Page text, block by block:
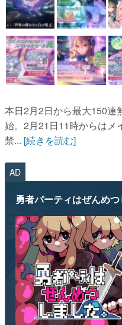
その他
電ファミニコゲーマーとは？
運営：株式会社マレ
本日2月2日から最大150連
始。2月21日11時からはメ
禁... [続きを読む]
AD
勇者パーティはぜんめつ